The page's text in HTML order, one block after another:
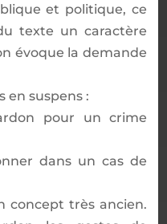
et politique, ce
texte un caractère
évoque la demande
en suspens :
pour un crime
dans un cas de
concept très ancien.